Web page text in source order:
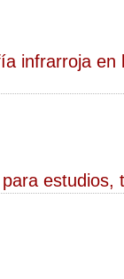
infrarroja en
estudios,